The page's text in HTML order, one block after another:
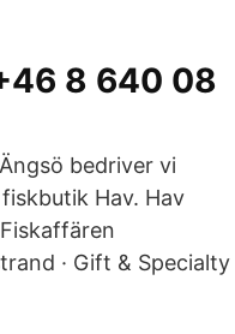
8 640 08
bedriver vi
Hav. Hav
· Gift & Specialty